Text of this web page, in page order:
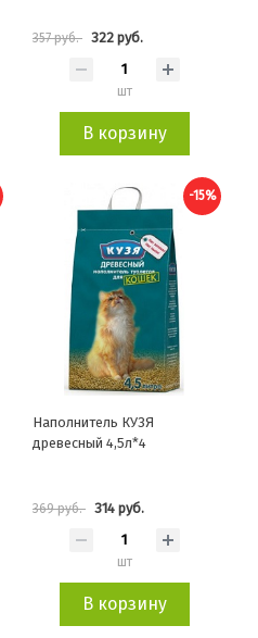
357 руб. 322 руб.
шт
В корзину
-15%
Наполнитель КУЗЯ
древесный 4,5л*4
369 руб. 314 руб.
шт
В корзину